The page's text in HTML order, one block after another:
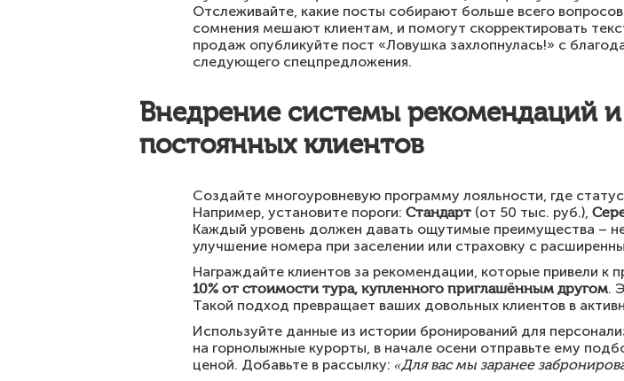
Отслеживайте, какие посты собирают больше всего
сомнения мешают клиентам, и помогут скорректировать
продаж опубликуйте пост «Ловушка захлопнулась!» с
следующего спецпредложения.
Внедрение системы рекомендаций
постоянных клиентов
Создайте многоуровневую программу лояльности, где
Например, установите пороги: Стандарт (от 50 тыс. руб.),
Каждый уровень должен давать ощутимые преимущества –
улучшение номера при заселении или страховку с
Награждайте клиентов за рекомендации, которые привели к
10% от стоимости тура, купленного приглашённым другом.
Такой подход превращает ваших довольных клиентов в
Используйте данные из истории бронирований для
на горнолыжные курорты, в начале осени отправьте ему
ценой. Добавьте в рассылку: «Для вас мы заранее